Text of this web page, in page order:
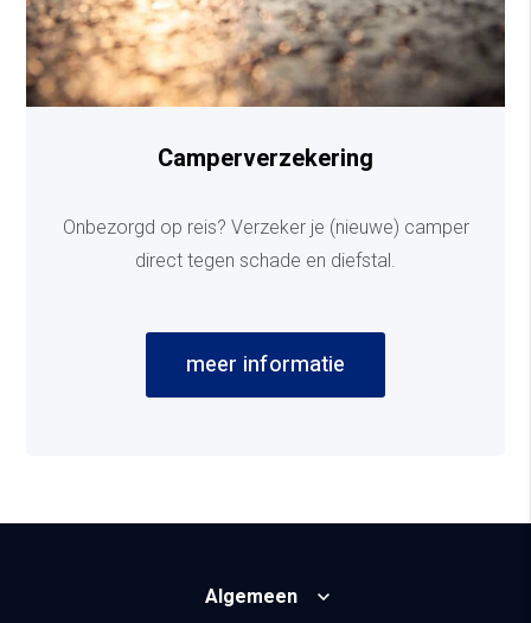
Camperverzekering
Onbezorgd op reis? Verzeker je (nieuwe) camper
direct tegen schade en diefstal.
meer informatie
Algemeen